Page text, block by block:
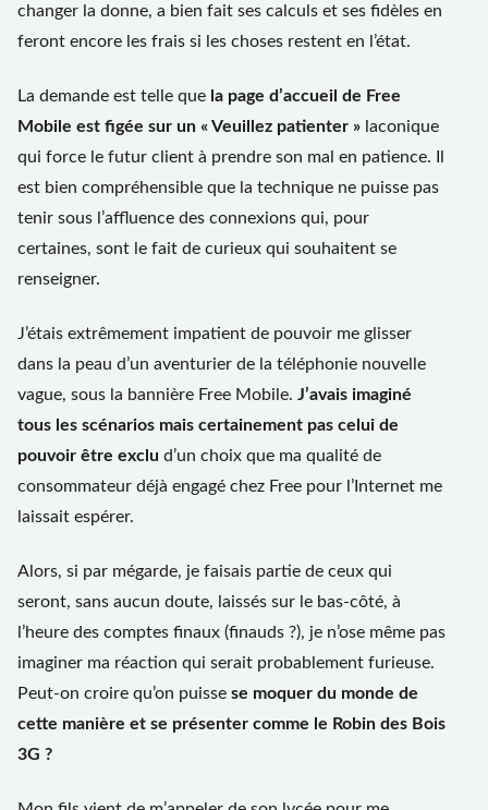
changer la donne, a bien fait ses calculs et ses fidèles en
feront encore les frais si les choses restent en l’état.
La demande est telle que la page d’accueil de Free
Mobile est figée sur un « Veuillez patienter » laconique
qui force le futur client à prendre son mal en patience. Il
est bien compréhensible que la technique ne puisse pas
tenir sous l’affluence des connexions qui, pour
certaines, sont le fait de curieux qui souhaitent se
renseigner.
J’étais extrêmement impatient de pouvoir me glisser
dans la peau d’un aventurier de la téléphonie nouvelle
vague, sous la bannière Free Mobile. J’avais imaginé
tous les scénarios mais certainement pas celui de
pouvoir être exclu d’un choix que ma qualité de
consommateur déjà engagé chez Free pour l’Internet me
laissait espérer.
Alors, si par mégarde, je faisais partie de ceux qui
seront, sans aucun doute, laissés sur le bas-côté, à
l’heure des comptes finaux (finauds ?), je n’ose même pas
imaginer ma réaction qui serait probablement furieuse.
Peut-on croire qu’on puisse se moquer du monde de
cette manière et se présenter comme le Robin des Bois
3G ?